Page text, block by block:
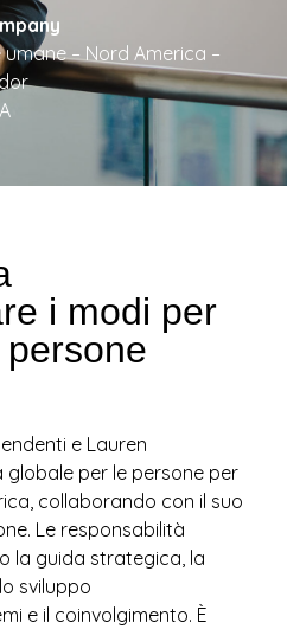
– Nord America –
i modi per
e Lauren
per le persone per
collaborando con il suo
Le responsabilità
la guida strategica, la
sviluppo
e il coinvolgimento. È